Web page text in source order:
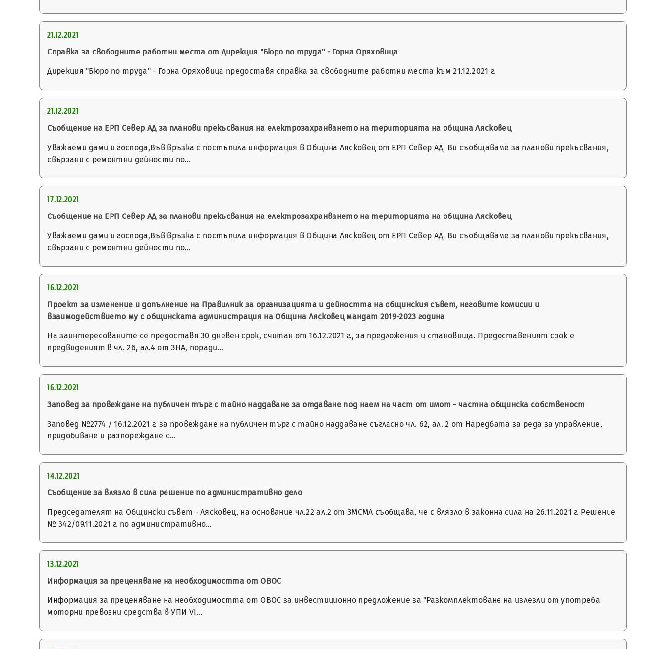
21.12.2021
Справка за свободните работни места от Дирекция "Бюро по труда" - Горна Оряховица
Дирекция "Бюро по труда" - Горна Оряховица предоставя справка за свободните работни места към 21.12.2021 г.
21.12.2021
Съобщение на ЕРП Север АД за планови прекъсвания на електрозахранването на територията на община Лясковец
Уважаеми дами и господа,Във връзка с постъпила информация в Община Лясковец от ЕРП Север АД, Ви съобщаваме за планови прекъсвания,
свързани с ремонтни дейности по…
17.12.2021
Съобщение на ЕРП Север АД за планови прекъсвания на електрозахранването на територията на община Лясковец
Уважаеми дами и господа,Във връзка с постъпила информация в Община Лясковец от ЕРП Север АД, Ви съобщаваме за планови прекъсвания,
свързани с ремонтни дейности по…
16.12.2021
Проект за изменение и допълнение на Правилник за организацията и дейността на общинския съвет, неговите комисии и
взаимодействието му с общинската администрация на Община Лясковец мандат 2019-2023 година
На заинтересованите се предоставя 30 дневен срок, считан от 16.12.2021 г., за предложения и становища. Предоставеният срок е
предвиденият в чл. 26, ал.4 от ЗНА, поради…
16.12.2021
Заповед за провеждане на публичен търг с тайно наддаване за отдаване под наем на част от имот - частна общинска собственост
Заповед №2774 / 16.12.2021 г. за провеждане на публичен търг с тайно наддаване съгласно чл. 62, ал. 2 от Наредбата за реда за управление,
придобиване и разпореждане с…
14.12.2021
Съобщение за влязло в сила решение по административно дело
Председателят на Общински съвет - Лясковец, на основание чл.22 ал.2 от ЗМСМА съобщава, че с влязло в законна сила на 26.11.2021 г. Решение
№ 342/09.11.2021 г. по административно…
13.12.2021
Информация за преценяване на необходимостта от ОВОС
Информация за преценяване на необходимостта от ОВОС за инвестиционно предложение за "Разкомплектоване на излезли от употреба
моторни превозни средства в УПИ VI…